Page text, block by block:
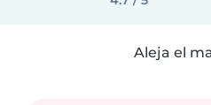
Aleja el